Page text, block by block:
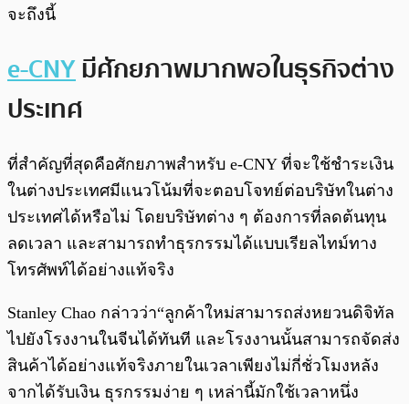
จะถึงนี้
e-CNYมีศักยภาพมากพอในธุรกิจต่าง
ประเทศ
ที่สำคัญที่สุดคือศักยภาพสำหรับ e-CNY ที่จะใช้ชำระเงิน
ในต่างประเทศมีแนวโน้มที่จะตอบโจทย์ต่อบริษัทในต่าง
ประเทศได้หรือไม่ โดยบริษัทต่าง ๆ ต้องการที่ลดต้นทุน
ลดเวลา และสามารถทำธุรกรรมได้แบบเรียลไทม์ทาง
โทรศัพท์ได้อย่างแท้จริง
Stanley Chao กล่าวว่า“ลูกค้าใหม่สามารถส่งหยวนดิจิทัล
ไปยังโรงงานในจีนได้ทันที และโรงงานนั้นสามารถจัดส่ง
สินค้าได้อย่างแท้จริงภายในเวลาเพียงไม่กี่ชั่วโมงหลัง
จากได้รับเงิน ธุรกรรมง่าย ๆ เหล่านี้มักใช้เวลาหนึ่ง